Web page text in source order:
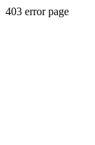
403 error page